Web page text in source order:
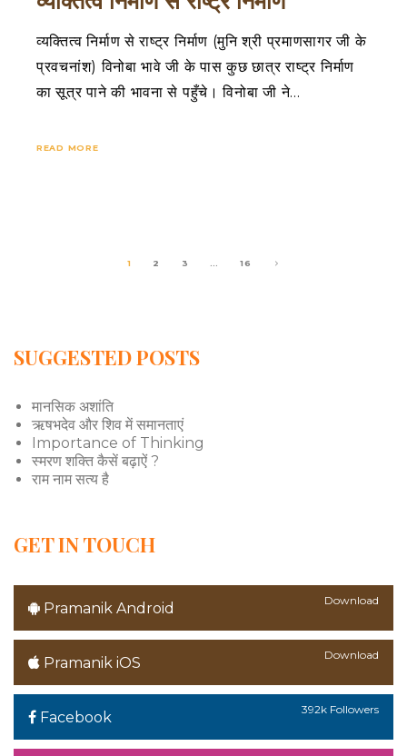
व्यक्तित्व निर्माण से राष्ट्र निर्माण (मुनि श्री प्रमाणसागर जी के
प्रवचनांश) विनोबा भावे जी के पास कुछ छात्र राष्ट्र निर्माण
का सूत्र पाने की भावना से पहुँचे। विनोबा जी ने…
READ MORE
1 2 3 16
SUGGESTED POSTS
मानसिक अशांति
ऋषभदेव और शिव में समानताएं
Importance of Thinking
स्मरण शक्ति कैसें बढ़ाऐं ?
राम नाम सत्य है
GET IN TOUCH
Pramanik Android Download
Pramanik iOS Download
Facebook 392k Followers